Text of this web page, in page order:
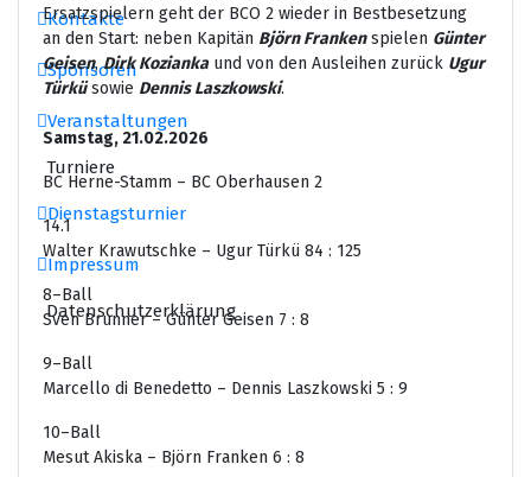
Kontakte
Sponsoren
Veranstaltungen
Turniere
Dienstagsturnier
Impressum
Datenschutzerklärung
Ersatzspielern geht der BCO 2 wieder in Bestbesetzung
an den Start: neben Kapitän Björn Frankenspielen Günter
Geisen,Dirk Kozianka und von den Ausleihen zurück Ugur
Türküsowie Dennis Laszkowski.
Samstag, 21.02.2026
BC Herne-Stamm – BC Oberhausen 2
14.1
Walter Krawutschke – Ugur Türkü 84 : 125
8–Ball
Sven Brunner – Günter Geisen 7 : 8
9–Ball
Marcello di Benedetto – Dennis Laszkowski 5 : 9
10–Ball
Mesut Akiska – Björn Franken 6 : 8